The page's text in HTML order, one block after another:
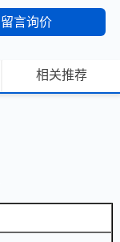
留言询价
相关推荐